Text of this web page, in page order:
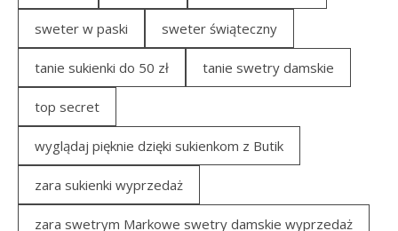
sweter w paski sweter świąteczny
tanie sukienki do 50 zł tanie swetry damskie
top secret
wyglądaj pięknie dzięki sukienkom z Butik
zara sukienki wyprzedaż
zara swetrym Markowe swetry damskie wyprzedaż